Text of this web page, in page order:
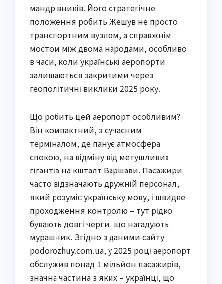
мандрівників. Його стратегічне
положення робить Жешув не просто
транспортним вузлом, а справжнім
мостом між двома народами, особливо
в часи, коли українські аеропорти
залишаються закритими через
геополітичні виклики 2025 року.
Що робить цей аеропорт особливим?
Він компактний, з сучасним
терміналом, де панує атмосфера
спокою, на відміну від метушливих
гігантів на кшталт Варшави. Пасажири
часто відзначають дружній персонал,
який розуміє українську мову, і швидке
проходження контролю – тут рідко
бувають довгі черги, що нагадують
мурашник. Згідно з даними сайту
podorozhuy.com.ua, у 2025 році аеропорт
обслужив понад 1 мільйон пасажирів,
значна частина з яких – українці, що